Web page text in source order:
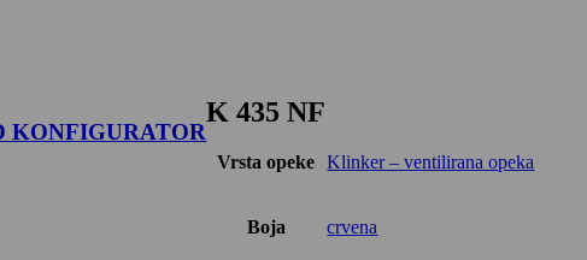
KONFIGURATOR
K 435 NF
Vrsta opeke Klinker – ventilirana opeka
Boja crvena